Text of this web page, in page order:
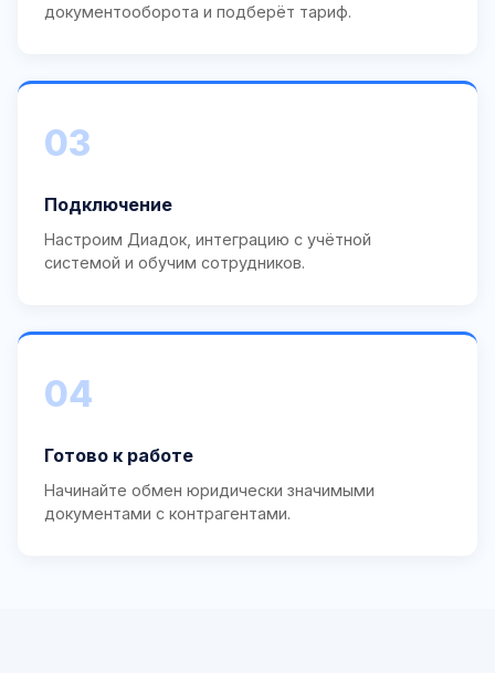
документооборота и подберёт тариф.
03
Подключение
Настроим Диадок, интеграцию с учётной
системой и обучим сотрудников.
04
Готово к работе
Начинайте обмен юридически значимыми
документами с контрагентами.